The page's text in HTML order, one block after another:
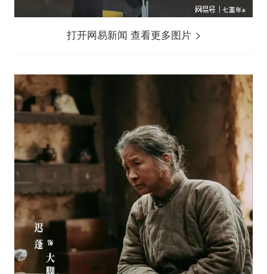
打开网易新闻 查看更多图片